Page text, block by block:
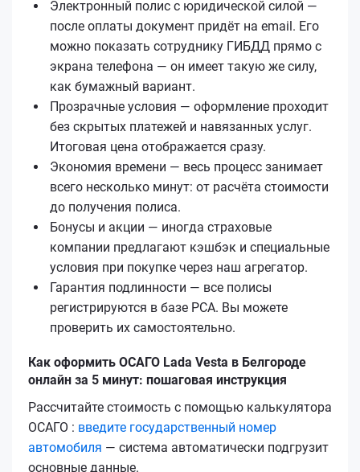
Электронный полис с юридической силой —
после оплаты документ придёт на email. Его
можно показать сотруднику ГИБДД прямо с
экрана телефона — он имеет такую же силу,
как бумажный вариант.
Прозрачные условия — оформление проходит
без скрытых платежей и навязанных услуг.
Итоговая цена отображается сразу.
Экономия времени — весь процесс занимает
всего несколько минут: от расчёта стоимости
до получения полиса.
Бонусы и акции — иногда страховые
компании предлагают кэшбэк и специальные
условия при покупке через наш агрегатор.
Гарантия подлинности — все полисы
регистрируются в базе РСА. Вы можете
проверить их самостоятельно.
Как оформить ОСАГО Lada Vesta в Белгороде
онлайн за 5 минут: пошаговая инструкция
Рассчитайте стоимость с помощью калькулятора
ОСАГО : введите государственный номер
автомобиля — система автоматически подгрузит
основные данные.